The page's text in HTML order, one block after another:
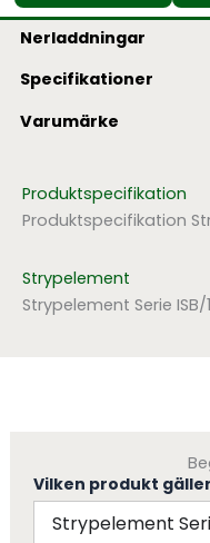
Nerladdningar
Specifikationer
Varumärke
Produktspecifikation
Produktspecifikation
Strypelement
Strypelement Serie ISB/1
Vilken produkt